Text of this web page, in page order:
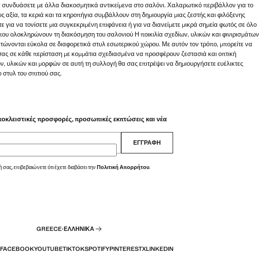
με άλλα διακοσμητικά αντικείμενα στο σαλόνι. Χαλαρωτικό περιβάλλον για το
αξία, τα κεριά και τα κηροπήγια συμβάλλουν στη δημιουργία μιας ζεστής και φιλόξενης
να τονίσετε μια συγκεκριμένη επιφάνεια ή για να διανείμετε μικρά σημεία φωτός σε όλο
ολοκληρώνουν τη διακόσμηση του σαλονιού Η ποικιλία σχεδίων, υλικών και φινιρισμάτων
εύκολα σε διαφορετικά στυλ εσωτερικού χώρου. Με αυτόν τον τρόπο, μπορείτε να
σε κάθε περίσταση με κομμάτια σχεδιασμένα να προσφέρουν ζεστασιά και οπτική
και μορφών σε αυτή τη συλλογή θα σας επιτρέψει να δημιουργήσετε ευέλικτες
στυλ του σπιτιού σας.
προσφορές, προσωπικές εκπτώσεις και νέα
ΕΓΓΡΑΦΉ
επιβεβαιώνετε ότι έχετε διαβάσει την Πολιτική Απορρήτου.
GREECE·ΕΛΛΗΝΙΚΆ
FACEBOOKYOUTUBETIKTOKSPOTIFYPINTERESTXLINKEDIN